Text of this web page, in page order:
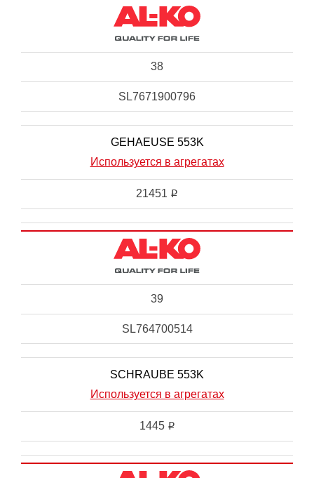
38
SL7671900796
GEHAEUSE 553K
Используется в агрегатах
21451 i
39
SL764700514
SCHRAUBE 553K
Используется в агрегатах
1445 i